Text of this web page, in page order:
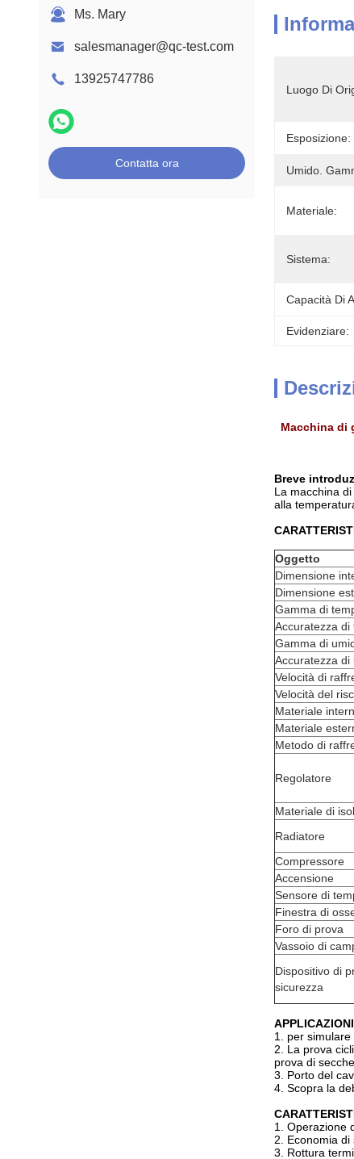
Apparecchiature per la prova
Ms. Mary
salesmanager@qc-test.com
13925747786
Contatta ora
Luogo Di
Esposizione:
Umido.
Materiale:
Sistema:
Capacità Di
Evidenziare:
Macchina di
Breve
La macchina
alla
Oggetto
Dimensione
Dimensione
Gamma di
Accuratezza di
Gamma di
Accuratezza di
Velocità di
Velocità del
Materiale
Materiale
Metodo di
Regolatore
Materiale di
Radiatore
Compressore
Accensione
Sensore di
Finestra di
Foro di prova
Vassoio di
Dispositivo di
sicurezza
APPLICAZIONI
1. per
2. La prova
prova di
3. Porto del
4. Scopra la
1. Operazione
2. Economia
3. Rottura